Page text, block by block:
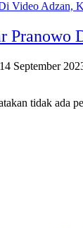
Pranowo
14 September
tidak ada